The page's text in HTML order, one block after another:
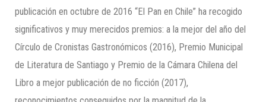
publicación en octubre de 2016 “El Pan en Chile” ha recogido
significativos y muy merecidos premios: a la mejor del año del
Círculo de Cronistas Gastronómicos (2016), Premio Municipal
de Literatura de Santiago y Premio de la Cámara Chilena del
Libro a mejor publicación de no ficción (2017),